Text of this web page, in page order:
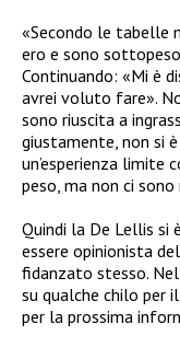
«Secondo le tabelle
ero e sono
Continuando: «Mi è
avrei voluto fare».
sono riuscita a
giustamente, non si
un’esperienza limite
peso, ma non ci sono
Quindi la De Lellis si
essere opinionista
fidanzato stesso.
su qualche chilo per
per la prossima